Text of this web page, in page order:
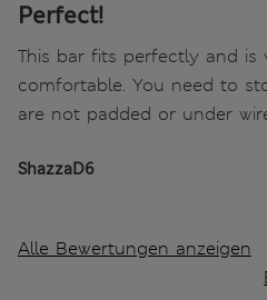
Perfect!
This bar fits perfectly and is
comfortable. You need to
are not padded or under
ShazzaD6
Alle Bewertungen anzeigen